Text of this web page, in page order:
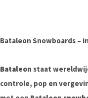
Bataleon Snowboards –
Bataleon staat
controle, pop en